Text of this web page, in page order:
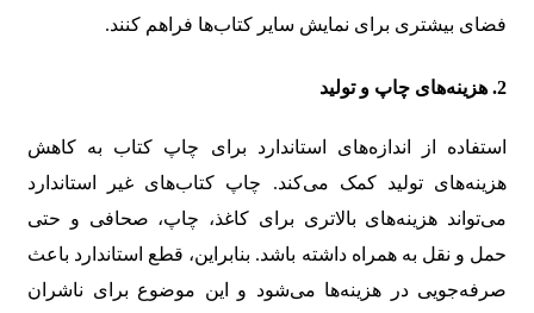
فضای بیشتری برای نمایش سایر کتاب‌ها فراهم کنند.
2. هزینه‌های چاپ و تولید
استفاده از اندازه‌های استاندارد برای چاپ کتاب به کاهش
هزینه‌های تولید کمک می‌کند. چاپ کتاب‌های غیر استاندارد
می‌تواند هزینه‌های بالاتری برای کاغذ، چاپ، صحافی و حتی
حمل و نقل به همراه داشته باشد. بنابراین، قطع استاندارد باعث
صرفه‌جویی در هزینه‌ها می‌شود و این موضوع برای ناشران